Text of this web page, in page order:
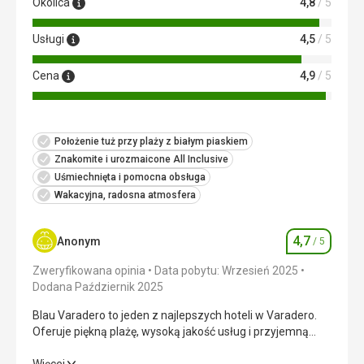
uciążliwe... starsze pokoje sprawiają wrażenie nieco
„wyeksploatowanych”, ale byliśmy niezwykle zadowoleni...
Usługi
Nie ma na co narzekać... obsługa była bardzo miła i
pomocna, room service działał codziennie, leżaki,
parasole i ręczniki plażowe były bezpłatne... centrum
każdego dnia odbywał się program przy basenach +
wieczorny program rozrywkowy w lokalnym amfiteatrze...
Ta recenzja została automatycznie przetłumaczona za
pomocą Google Translate
Usługi 4,5 / 5
Cena 4,9 / 5
Położenie tuż przy plaży z białym piaskiem
Znakomite i urozmaicone All Inclusive
Uśmiechnięta i pomocna obsługa
Wakacyjna, radosna atmosfera
Anonym Ocena
4,7 / 5
Zweryfikowana opinia
Data pobytu: Wrzesień 2025
Dodana Październik 2025
Blau Varadero to jeden z najlepszych hoteli w Varadero.
Oferuje piękną plażę, wysoką jakość usług i przyjemną